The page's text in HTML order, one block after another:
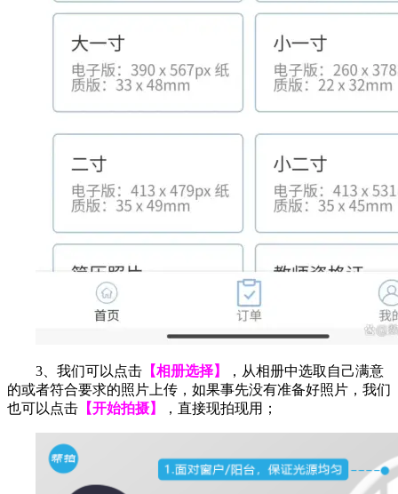
3、我们可以点击 【相册选择】
，从相册中选取自己满意
的或者符合要求的照片上传，如果事先没有准备好照片，我们
也可以点击 【开始拍摄】 ，直接现拍现用；